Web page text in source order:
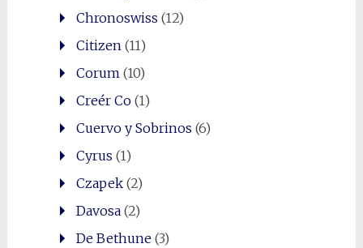
Chronoswiss (12)
Citizen(11)
Corum(10)
Creér Co(1)
Cuervo y Sobrinos (6)
Cyrus (1)
Czapek(2)
Davosa(2)
De Bethune(3)